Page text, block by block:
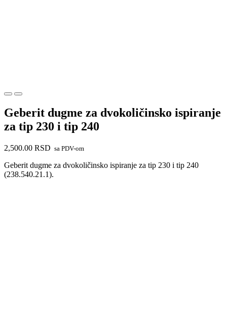
Geberit dugme za dvokoličinsko ispiranje
za tip 230 i tip 240
2,500.00 RSD sa PDV-om
Geberit dugme za dvokoličinsko ispiranje za tip 230 i tip 240
(238.540.21.1).